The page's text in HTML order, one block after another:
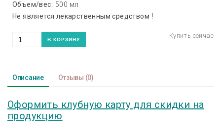
Объем/вес: 500 мл
Не является лекарственным средством !
Описание Отзывы (0)
Оформить клубную карту для скидки на
продукцию